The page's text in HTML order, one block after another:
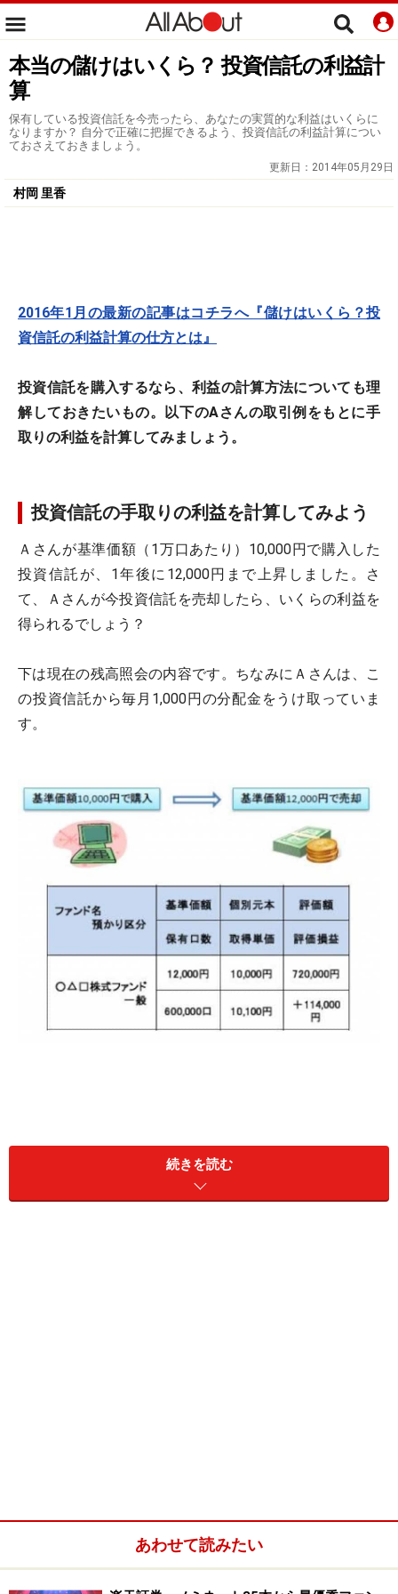
本当の儲けはいくら？ 投資信託の利益計
算
保有している投資信託を今売ったら、あなたの実質的な利益はいくらに
なりますか？ 自分で正確に把握できるよう、投資信託の利益計算につい
ておさえておきましょう。
更新日： 2014年05月29日
村岡 里香
2016年1月の最新の記事はコチラへ『儲けはいくら？投
資信託の利益計算の仕方とは』
投資信託を購入するなら、利益の計算方法についても理
解しておきたいもの。以下のAさんの取引例をもとに手
取りの利益を計算してみましょう。
投資信託の手取りの利益を計算してみよう
Ａさんが基準価額（1万口あたり）10,000円で購入した
投資信託が、1年後に12,000円まで上昇しました。さ
て、Ａさんが今投資信託を売却したら、いくらの利益を
得られるでしょう？
下は現在の残高照会の内容です。ちなみにＡさんは、こ
の投資信託から毎月1,000円の分配金をうけ取っていま
す。
まで表面上の利益。売却益は譲渡所得として税金がかか
合もあります。つまり、これらを差し引いた残りの金額
続きを読む
あわせて読みたい